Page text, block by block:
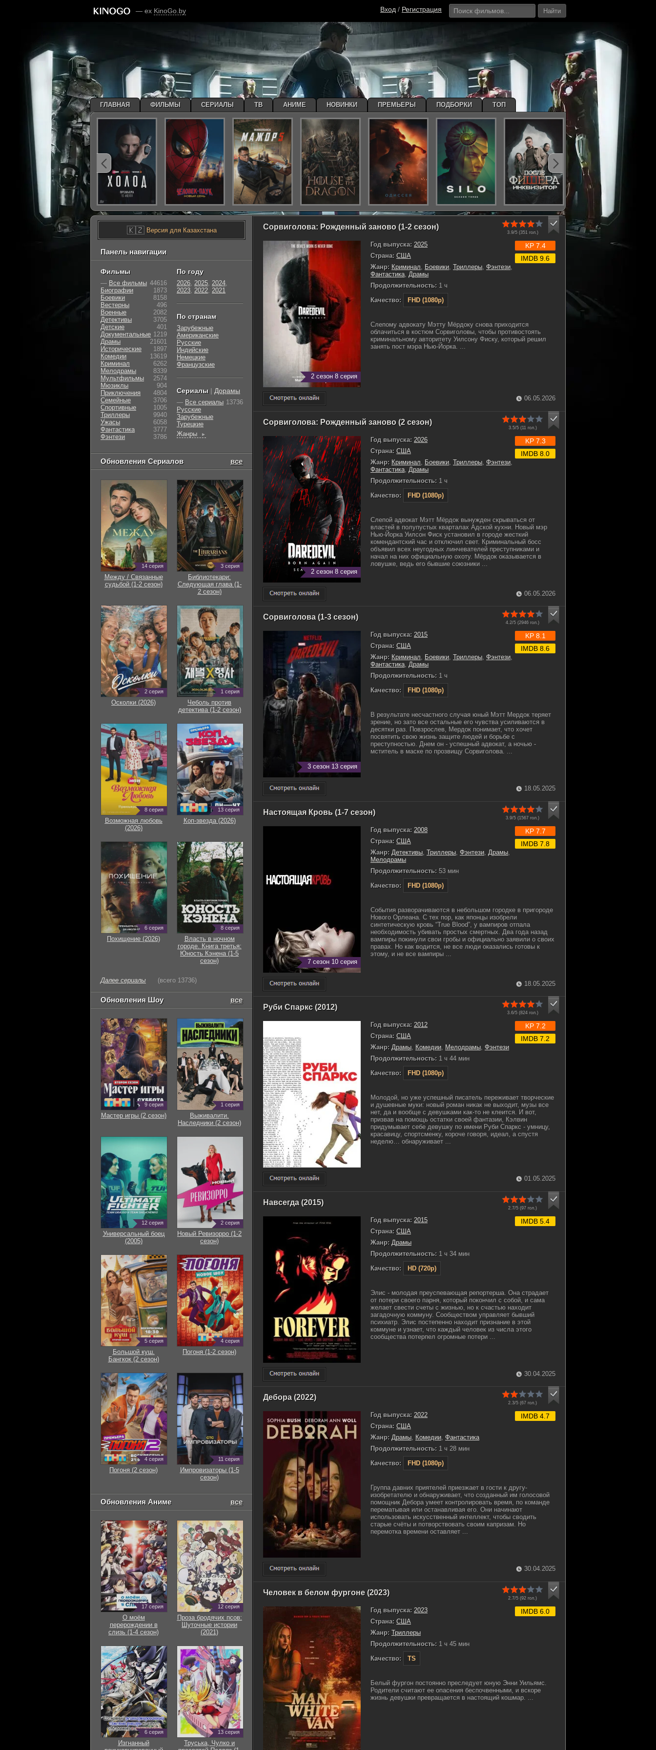
— ex KinoGo.by Вход / Регистрация Найти
Сорвиголова: Рожденный заново (1-2 сезон)
3.9/5 (351гол.)
2 сезон 8 серия
Год выпуска: 2025
Страна: США
Жанр: Криминал, Боевики, Триллеры, Фэнтези,
Фантастика, Драмы
Продолжительность: 1 ч
Качество:
FHD (1080p)
KP 7.4
IMDB 9.6
Слепому адвокату Мэтту Мёрдоку снова приходится
облачиться в костюм Сорвиголовы, чтобы противостоять
криминальному авторитету Уилсону Фиску, который решил
занять пост мэра Нью-Йорка. ...
06.05.2026
Сорвиголова: Рожденный заново (2 сезон)
3.5/5 (11 гол.)
2 сезон 8 серия
Год выпуска: 2026
Страна: США
Жанр: Криминал Боевики Триллеры Фэнтези
Фантастика Драмы
Продолжительность: 1 ч
Качество:
FHD (1080p)
KP 7.3
IMDB 8.0
Слепой адвокат Мэтт Мёрдок вынужден скрываться от
властей в полупустых кварталах Адской кухни. Новый мэр
Нью-Йорка Уилсон Фиск установил в городе жесткий
комендантский час и отключил свет. Криминальный босс
объявил всех неугодных линчевателей преступниками и
начал на них официальную охоту. Мёрдок оказывается в
ловушке, ведь его бывшие союзники ...
06.05.2026
Сорвиголова (1-3 сезон)
4.2/5 (2946 гол.)
3 сезон 13 серия
Год выпуска: 2015
Страна: США
Жанр: Криминал, Боевики, Триллеры, Фэнтези,
Фантастика, Драмы
Продолжительность: 1 ч
Качество:
FHD (1080p)
KP 8.1
IMDB 8.6
В результате несчастного случая юный Мэтт Мердок теряет
зрение, но зато все остальные его чувства усиливаются в
десятки раз. Повзрослев, Мердок понимает, что хочет
посвятить свою жизнь защите людей и борьбе с
преступностью. Днем он - успешный адвокат, а ночью -
мститель в маске по прозвищу Сорвиголова. ...
18.05.2025
Настоящая Кровь (1-7 сезон)
3.9/5 (1567 гол.)
7 сезон 10 серия
Год выпуска: 2008
Страна: США
Жанр: Детективы Триллеры Фэнтези Драмы
Мелодрамы
Продолжительность: 53 мин
Качество:
FHD (1080p)
KP 7.7
IMDB 7.8
События разворачиваются в небольшом городке в пригороде
Нового Орлеана. С тех пор, как японцы изобрели
синтетическую кровь “True Blood”, у вампиров отпала
необходимость убивать простых смертных. Два года назад
вампиры покинули свои гробы и официально заявили о своих
правах. Но как водится, не все люди оказались готовы к
этому, и не все вампиры ...
18.05.2025
Руби Спаркс (2012)
3.6/5 (824гол.)
Год выпуска: 2012
Страна: США
Жанр: Драмы, Комедии, Мелодрамы, Фэнтези
Продолжительность: 1 ч 44 мин
Качество:
FHD (1080p)
KP 7.2
IMDB 7.2
Молодой, но уже успешный писатель переживает творческие
и душевные муки: новый роман никак не выходит, музы все
нет, да и вообще с девушками как-то не клеится. И вот,
призвав на помощь остатки своей фантазии, Кэлвин
придумывает себе девушку по имени Руби Спаркс - умницу,
красавицу, спортсменку, короче говоря, идеал, а спустя
неделю… обнаруживает ...
01.05.2025
Навсегда (2015)
2.7/5 (97 гол.)
Год выпуска: 2015
Страна: США
Жанр: Драмы
Продолжительность: 1 ч 34 мин
Качество:
HD (720p)
IMDB 5.4
Элис - молодая преуспевающая репортерша. Она страдает
от потери своего парня, который покончил с собой, и сама
желает свести счеты с жизнью, но к счастью находит
загадочную коммуну. Сообществом управляет бывший
психиатр. Элис постепенно находит признание в этой
коммуне и узнает, что каждый человек из числа этого
сообщества потерпел огромные потери ...
30.04.2025
Дебора (2022)
2.3/5 (67 гол.)
Год выпуска: 2022
Страна: США
Жанр: Драмы, Комедии, Фантастика
Продолжительность: 1 ч 28 мин
Качество:
FHD (1080p)
IMDB 4.7
Группа давних приятелей приезжает в гости к другу-
изобретателю и обнаруживает, что созданный им голосовой
помощник Дебора умеет контролировать время, по команде
перематывая или останавливая его. Они начинают
использовать искусственный интеллект, чтобы сводить
старые счёты и потворствовать своим капризам. Но
перемотка времени оставляет ...
30.04.2025
Человек в белом фургоне (2023)
2.7/5 (92 гол.)
Год выпуска: 2023
Страна: США
Жанр: Триллеры
Продолжительность: 1 ч 45 мин
Качество:
TS
IMDB 6.0
Белый фургон постоянно преследует юную Энни Уильямс.
Родители считают ее опасения беспочвенными, и вскоре
жизнь девушки превращается в настоящий кошмар. ...
🇰🇿Версия для Казахстана
Панель навигации
Фильмы
— Все фильмы 44616
Биографии
1873
Боевики
8158
Вестерны
496
Военные
2082
Детективы
3705
Детские
401
Документальные 1219
Драмы
21601
Исторические
1897
Комедии
13619
Криминал
6262
Мелодрамы
8339
Мультфильмы
2574
Мюзиклы
904
Приключения
4804
Семейные
3706
Cпортивные
1005
Триллеры
9940
Ужасы
6058
Фантастика
3777
Фэнтези
3786
По году
2026, 2025, 2024,
2023, 2022, 2021
По странам
Зарубежные
Американские
Русские
Индийские
Немецкие
Французские
Сериалы | Дорамы
— Все сериалы 13736
Русские
Зарубежные
Турецкие
Жанры
►
Обновления Сериалов все
14 серия
Между / Связанные
судьбой (1-2 сезон)
3 серия
Библиотекари:
Следующая глава (1-
2 сезон)
2 серия
Осколки (2026)
1 серия
Чеболь против
детектива (1-2 сезон)
8 серия
Возможная любовь
(2026)
13 серия
Коп-звезда (2026)
6 серия
Похищение (2026)
8 серия
Власть в ночном
городе. Книга третья:
Юность Кэнена (1-5
сезон)
Далее сериалы (всего 13736)
Обновления Шоу все
9 серия
Мастер игры (2 сезон)
1 серия
Выживалити.
Наследники (2 сезон)
12 серия
Универсальный боец
(2005)
2 серия
Новый Ревизорро (1-2
сезон)
5 серия
Большой куш.
Бангкок (2 сезон)
4 серия
Погоня (1-2 сезон)
4 серия
Погоня (2 сезон)
11 серия
Импровизаторы (1-5
сезон)
Обновления Аниме все
17 серия
О моём
перерождении в
слизь (1-4 сезон)
12 серия
Проза бродячих псов:
Шуточные истории
(2021)
6 серия
Изгнанный
13 серия
Труська, Чулко и
ГЛАВНАЯ ФИЛЬМЫ СЕРИАЛЫ ТВ АНИМЕ НОВИНКИ ПРЕМЬЕРЫ ПОДБОРКИ ТОП